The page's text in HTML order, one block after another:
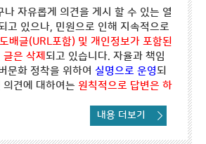
나 자유롭게 의견을 게시 할 수 있는 열
고 있으나, 민원으로 인해 지속적으로
배글(URL포함) 및 개인정보가 포함된
은 삭제 되고 있습니다. 자율과 책임
문화 정착을 위하여 실명으로 운영되
견에 대하여는 원칙적으로 답변은 하
내용 더보기